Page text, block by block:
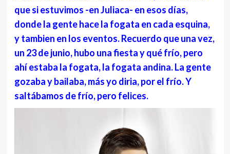
que si estuvimos -en Juliaca- en esos días,
donde la gente hace la fogata en cada esquina,
y tambien en los eventos. Recuerdo que una vez,
un 23 de junio, hubo una fiesta y qué frío, pero
ahí estaba la fogata, la fogata andina. La gente
gozaba y bailaba, más yo diria, por el frío. Y
saltábamos de frío, pero felices.